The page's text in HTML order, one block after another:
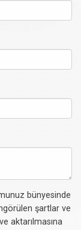
bünyesinde
şartlar ve
aktarılmasına